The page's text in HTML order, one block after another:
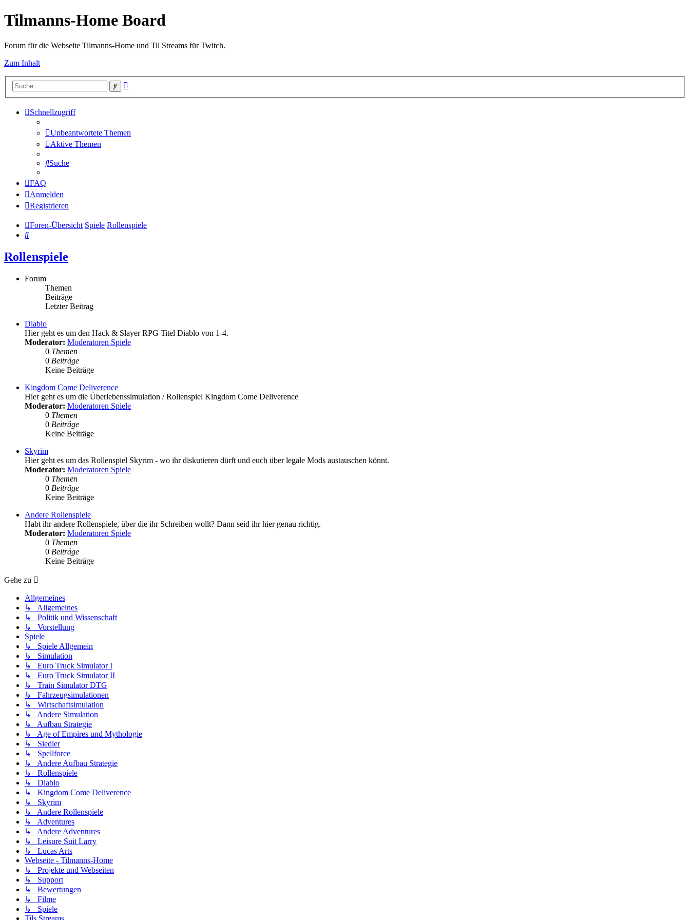
Tilmanns-Home Board
Forum für die Webseite Tilmanns-Home und Til Streams für Twitch.
Zum Inhalt
Suche
Schnellzugriff
Unbeantwortete Themen
Aktive Themen
Suche
FAQ
Anmelden
Registrieren
Foren-Übersicht Spiele Rollenspiele
Suche
Rollenspiele
Forum
Themen
Beiträge
Letzter Beitrag
Diablo
Hier geht es um den Hack & Slayer RPG Titel Diablo von 1-4.
Moderator: Moderatoren Spiele
0 Themen
0 Beiträge
Keine Beiträge
Kingdom Come Deliverence
Hier geht es um die Überlebenssimulation / Rollenspiel Kingdom Come Deliverence
Moderator: Moderatoren Spiele
0 Themen
0 Beiträge
Keine Beiträge
Skyrim
Hier geht es um das Rollenspiel Skyrim - wo ihr diskutieren dürft und euch über legale Mods austauschen könnt.
Moderator: Moderatoren Spiele
0 Themen
0 Beiträge
Keine Beiträge
Andere Rollenspiele
Habt ihr andere Rollenspiele, über die ihr Schreiben wollt? Dann seid ihr hier genau richtig.
Moderator: Moderatoren Spiele
0 Themen
0 Beiträge
Keine Beiträge
Gehe zu
Allgemeines
↳ Allgemeines
↳ Politik und Wissenschaft
↳ Vorstellung
Spiele
↳ Spiele Allgemein
↳ Simulation
↳ Euro Truck Simulator I
↳ Euro Truck Simulator II
↳ Train Simulator DTG
↳ Fahrzeugsimulationen
↳ Wirtschaftsimulation
↳ Andere Simulation
↳ Aufbau Strategie
↳ Age of Empires und Mythologie
↳ Siedler
↳ Spellforce
↳ Andere Aufbau Strategie
↳ Rollenspiele
↳ Diablo
↳ Kingdom Come Deliverence
↳ Skyrim
↳ Andere Rollenspiele
↳ Adventures
↳ Andere Adventures
↳ Leisure Suit Larry
↳ Lucas Arts
Webseite - Tilmanns-Home
↳ Projekte und Webseiten
↳ Support
↳ Bewertungen
↳ Filme
↳ Spiele